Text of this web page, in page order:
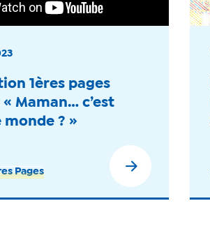
1ères pages
Maman… c’est
monde ? »
Pages